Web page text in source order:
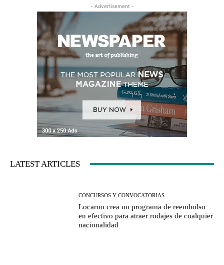
- Advertisement -
LATEST ARTICLES
CONCURSOS Y CONVOCATORIAS
Locarno crea un programa de reembolso
en efectivo para atraer rodajes de cualquier
nacionalidad